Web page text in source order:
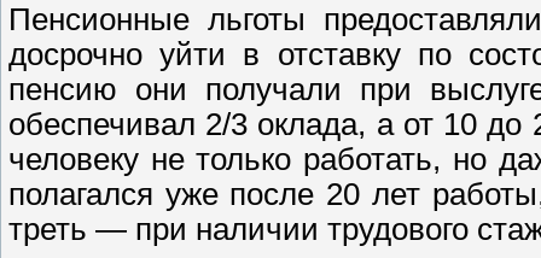
Пенсионные льготы
досрочно уйти в отставку по
пенсию они получали при
обеспечивал 2/3 оклада, а от 10
человеку не только работать, но
полагался уже после 20 лет
треть — при наличии трудового